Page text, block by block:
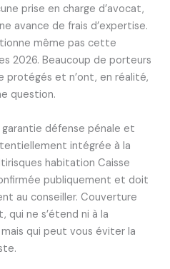
prise en charge d’avocat,
avance de frais d’expertise.
même pas cette
2026. Beaucoup de porteurs
protégés et n’ont, en réalité,
question.
garantie défense pénale et
intégrée à la
habitation Caisse
publiquement et doit
au conseiller. Couverture
ne s’étend ni à la
qui peut vous éviter la